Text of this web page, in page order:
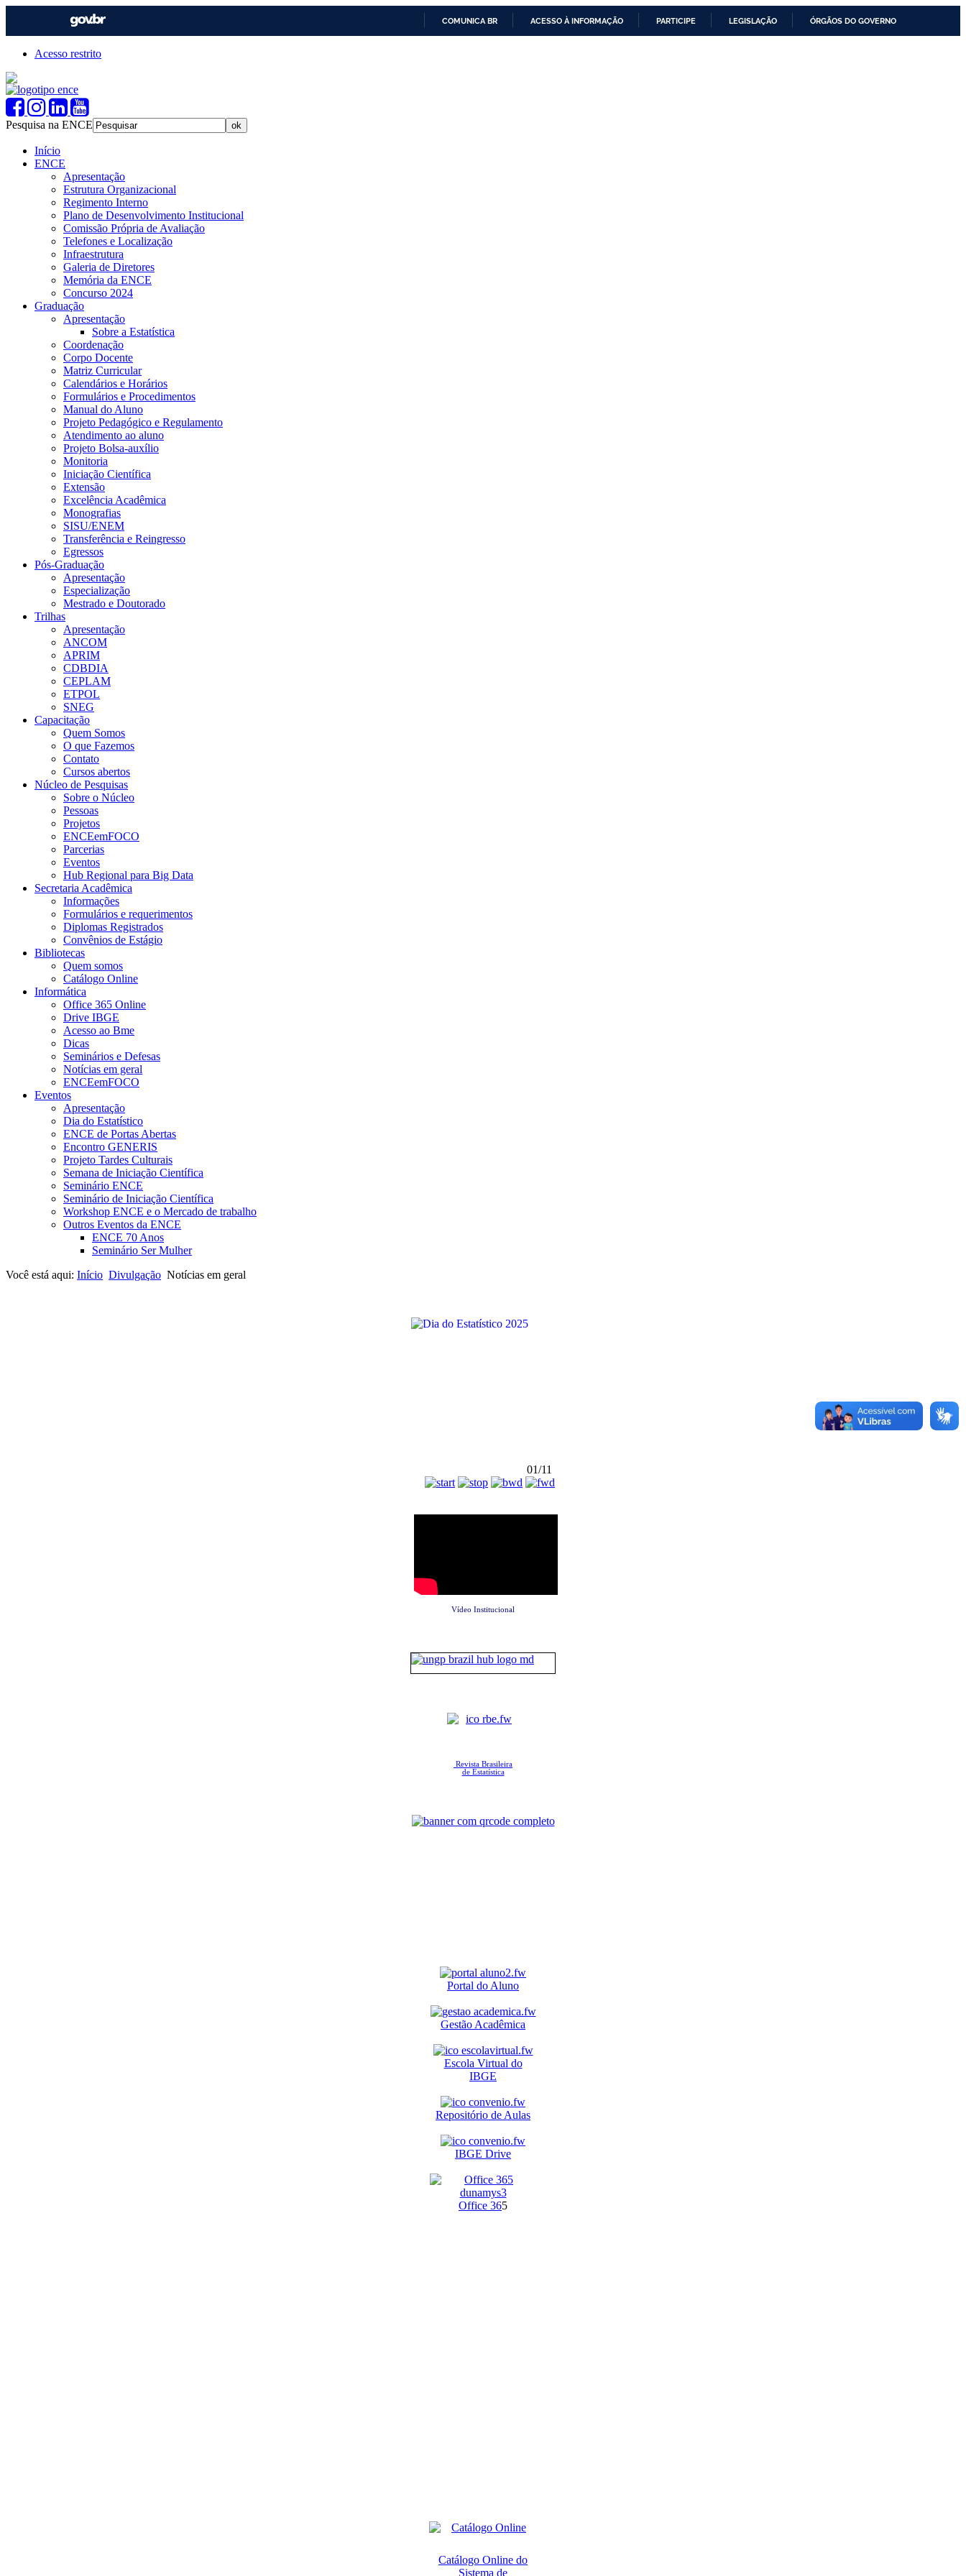
COMUNICA BR ACESSO À INFORMAÇÃO PARTICIPE LEGISLAÇÃO ÓRGÃOS DO GOVERNO
Acesso restrito
Pesquisa na ENCE
Início
ENCE
Apresentação
Estrutura Organizacional
Regimento Interno
Plano de Desenvolvimento Institucional
Comissão Própria de Avaliação
Telefones e Localização
Infraestrutura
Galeria de Diretores
Memória da ENCE
Concurso 2024
Graduação
Apresentação
Sobre a Estatística
Coordenação
Corpo Docente
Matriz Curricular
Calendários e Horários
Formulários e Procedimentos
Manual do Aluno
Projeto Pedagógico e Regulamento
Atendimento ao aluno
Projeto Bolsa-auxílio
Monitoria
Iniciação Científica
Extensão
Excelência Acadêmica
Monografias
SISU/ENEM
Transferência e Reingresso
Egressos
Pós-Graduação
Apresentação
Especialização
Mestrado e Doutorado
Trilhas
Apresentação
ANCOM
APRIM
CDBDIA
CEPLAM
ETPOL
SNEG
Capacitação
Quem Somos
O que Fazemos
Contato
Cursos abertos
Núcleo de Pesquisas
Sobre o Núcleo
Pessoas
Projetos
ENCEemFOCO
Parcerias
Eventos
Hub Regional para Big Data
Secretaria Acadêmica
Informações
Formulários e requerimentos
Diplomas Registrados
Convênios de Estágio
Bibliotecas
Quem somos
Catálogo Online
Informática
Office 365 Online
Drive IBGE
Acesso ao Bme
Dicas
Seminários e Defesas
Notícias em geral
ENCEemFOCO
Eventos
Apresentação
Dia do Estatístico
ENCE de Portas Abertas
Encontro GENERIS
Projeto Tardes Culturais
Semana de Iniciação Científica
Seminário ENCE
Seminário de Iniciação Científica
Workshop ENCE e o Mercado de trabalho
Outros Eventos da ENCE
ENCE 70 Anos
Seminário Ser Mulher
Você está aqui: Início Divulgação Notícias em geral
01/11
Vídeo Institucional
Revista Brasileira
de Estatística
Portal do Aluno
Gestão Acadêmica
Escola Virtual do
IBGE
Repositório de Aulas
IBGE Drive
Office 365
Catálogo Online do
Sistema de